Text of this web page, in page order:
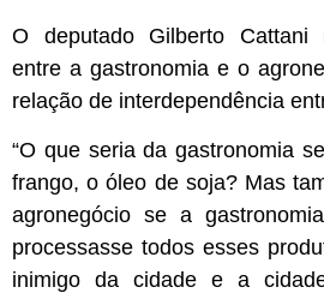
O deputado Gilberto Cattani
entre a gastronomia e o
relação de interdependência
“O que seria da gastronomia
frango, o óleo de soja? Mas
agronegócio se a
processasse todos esses
inimigo da cidade e a